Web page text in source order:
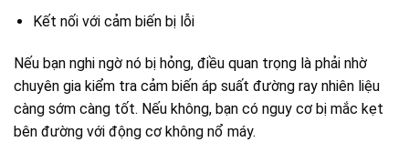
Kết nối với cảm biến bị lỗi
Nếu bạn nghi ngờ nó bị hỏng, điều quan trọng là phải nhờ
chuyên gia kiểm tra cảm biến áp suất đường ray nhiên liệu
càng sớm càng tốt. Nếu không, bạn có nguy cơ bị mắc kẹt
bên đường với động cơ không nổ máy.